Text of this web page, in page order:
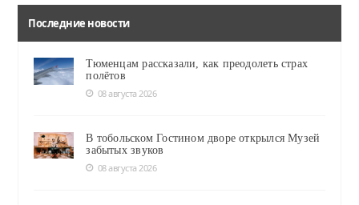
Последние новости
Тюменцам рассказали, как преодолеть страх
полётов
08 августа 2026
В тобольском Гостином дворе открылся Музей
забытых звуков
08 августа 2026